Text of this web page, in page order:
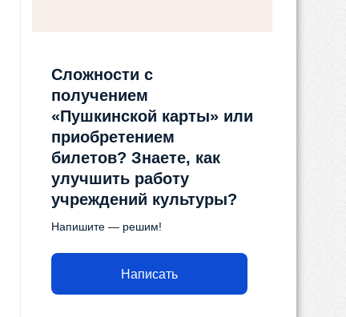
Сложности с
получением
«Пушкинской карты» или
приобретением
билетов? Знаете, как
улучшить работу
учреждений культуры?
Напишите — решим!
Написать